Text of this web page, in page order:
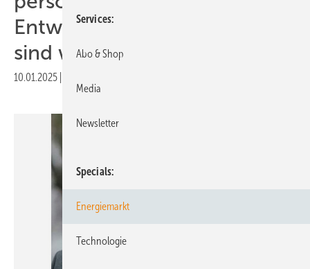
Entwicklungsmöglichkeiten
sind wichtig“
10.01.2025
Services
Abo & Shop
Media
Newsletter
Specials
Energiemarkt
Technologie